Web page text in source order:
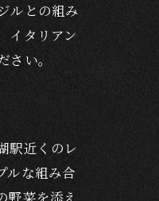
ルとの組み
イタリアン
い。
駅近くのレ
ルな組み合
野菜を添え